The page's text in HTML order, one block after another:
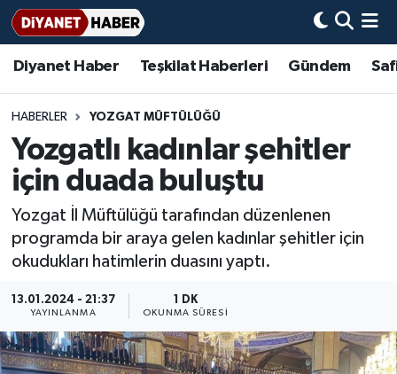
Diyanet Haber Teşkilat Haberleri Gündem
HABERLER YOZGAT MÜFTÜLÜĞÜ
Yozgatlı kadınlar şehitler
için duada buluştu
Yozgat İl Müftülüğü tarafından düzenlenen
programda bir araya gelen kadınlar şehitler için
okudukları hatimlerin duasını yaptı.
13.01.2024 - 21:37
YAYINLANMA
1 DK
OKUNMA SÜRESI
Diyanet Haber
Teşkilat Haberleri
Adana Müftülüğü
Adıyaman Müftülüğü
Afyonkarahisar Müftülüğü
Ağrı Müftülüğü
Aksaray Müftülüğü
Amasya Müftülüğü
Ankara Müftülüğü
Gündem
#Keşfet
Bir Ayet
Bir Hikaye
Biyografiler
Dini kavramlar
Diyanet Bilgi
Diyanet Takvimi
Dualar
Basında Bugün
DİYANET eKİTAP
Diyanet Dergi
Aile Dergisi
Aylık Dergi
İmam Hatip Okulları
Başmakale
Hadis-i Şerifler
Hayat Okumaları
Nöbetçi Eczaneler
Hava Durumu
Ankara Namaz Vakitleri
Trafik Durumu
Süper Lig Puan Durumu ve Fikstür
Tüm Manşetler
Son Dakika Haberleri